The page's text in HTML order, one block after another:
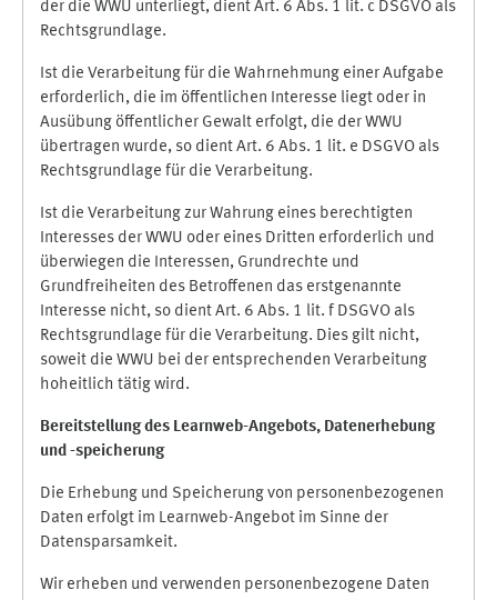
der die WWU unterliegt, dient Art. 6 Abs. 1 lit. c DSGVO als
Rechtsgrundlage.
Ist die Verarbeitung für die Wahrnehmung einer Aufgabe
erforderlich, die im öffentlichen Interesse liegt oder in
Ausübung öffentlicher Gewalt erfolgt, die der WWU
übertragen wurde, so dient Art. 6 Abs. 1 lit. e DSGVO als
Rechtsgrundlage für die Verarbeitung.
Ist die Verarbeitung zur Wahrung eines berechtigten
Interesses der WWU oder eines Dritten erforderlich und
überwiegen die Interessen, Grundrechte und
Grundfreiheiten des Betroffenen das erstgenannte
Interesse nicht, so dient Art. 6 Abs. 1 lit. f DSGVO als
Rechtsgrundlage für die Verarbeitung. Dies gilt nicht,
soweit die WWU bei der entsprechenden Verarbeitung
hoheitlich tätig wird.
Bereitstellung des Learnweb-Angebots, Datenerhebung
und -speicherung
Die Erhebung und Speicherung von personenbezogenen
Daten erfolgt im Learnweb-Angebot im Sinne der
Datensparsamkeit.
Wir erheben und verwenden personenbezogene Daten